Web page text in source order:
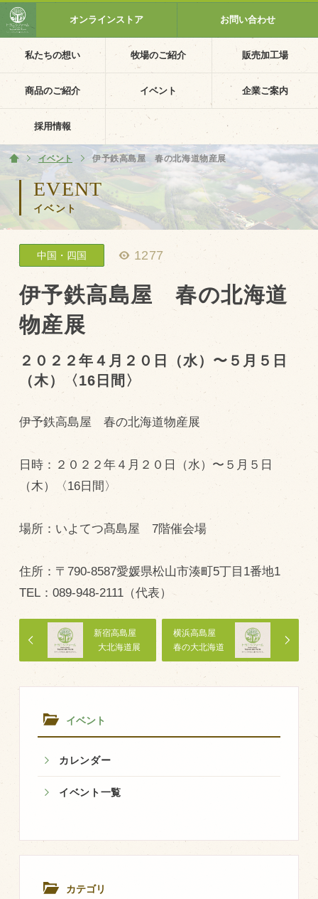
私たちの想い 牧場のご紹介 販売加工場
商品のご紹介 イベント 企業ご案内
採用情報
オンラインストア お問い合わせ
EVENT
イベント
イベント
カレンダー
イベント一覧
カテゴリ
中国・四国 1277
伊予鉄高島屋 春の北海道
物産展
２０２２年４月２０日（水）〜５月５日
（木）〈16日間〉
伊予鉄高島屋 春の北海道物産展
日時：２０２２年４月２０日（水）〜５月５日
（木）〈16日間〉
場所：いよてつ髙島屋 7階催会場
住所：〒790-8587愛媛県松山市湊町5丁目1番地1
TEL：089-948-2111（代表）
横浜高島屋
春の大北海道
展
新宿高島屋
大北海道展
ホーム
イベント 伊予鉄高島屋 春の北海道物産展
ホーム
私たちの想い
PV動画
イベントカレンダー
イベント一覧
採用情報
企業ご案内
会社概要・沿革
アクセス
トピックス（新着順）
お知らせ
お客様の声
オリジナル投稿レシピ
十勝帯広の観光
採用情報
牧場の仕事
牧場の仕事
飼育している牛について
環境・堆肥リサイクル
販売加工場
食肉加工場を新設
衛生管理体制
ＢtoＢ受発注システム